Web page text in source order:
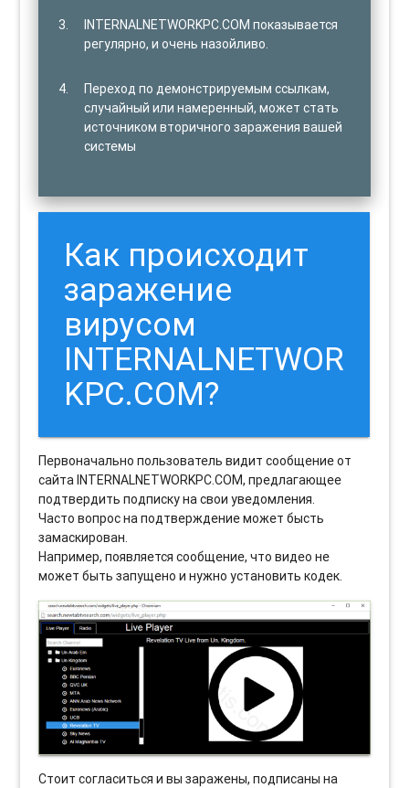
INTERNALNETWORKPC.COM показывается
регулярно, и очень назойливо.
Переход по демонстрируемым ссылкам,
случайный или намеренный, может стать
источником вторичного заражения вашей
системы
Как происходит
заражение
вирусом
INTERNALNETWOR
KPC.COM?
Первоначально пользователь видит сообщение от
сайта INTERNALNETWORKPC.COM, предлагающее
подтвердить подписку на свои уведомления.
Часто вопрос на подтверждение может бысть
замаскирован.
Например, появляется сообщение, что видео не
может быть запущено и нужно установить кодек.
Стоит согласиться и вы заражены, подписаны на